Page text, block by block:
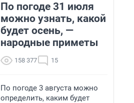
По погоде 31 июля
можно узнать, какой
будет осень, —
народные приметы
158 377 15
По погоде 3 августа можно
определить, каким будет